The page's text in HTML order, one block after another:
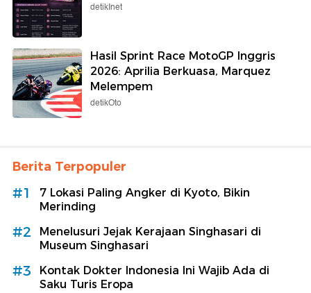
detikInet
Hasil Sprint Race MotoGP Inggris
2026: Aprilia Berkuasa, Marquez
Melempem
detikOto
Berita Terpopuler
#1
7 Lokasi Paling Angker di Kyoto, Bikin
Merinding
#2
Menelusuri Jejak Kerajaan Singhasari di
Museum Singhasari
#3
Kontak Dokter Indonesia Ini Wajib Ada di
Saku Turis Eropa